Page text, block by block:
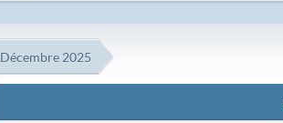
Décembre 2025